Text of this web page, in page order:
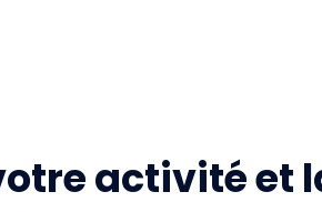
activité et